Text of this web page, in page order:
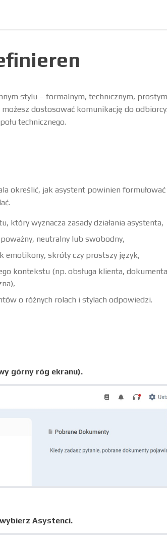
stylu – formalnym, technicznym,
dostosować komunikację do
technicznego.
określić, jak asystent powinien formułować
który wyznacza zasady działania asystenta,
neutralny lub swobodny,
emotikony, skróty czy prostszy język,
kontekstu (np. obsługa klienta,
o różnych rolach i stylach odpowiedzi.
górny róg ekranu).
Asystenci.